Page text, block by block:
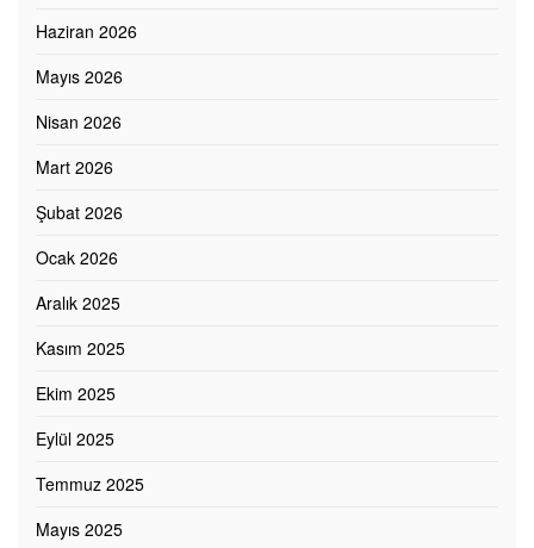
Haziran 2026
Mayıs 2026
Nisan 2026
Mart 2026
Şubat 2026
Ocak 2026
Aralık 2025
Kasım 2025
Ekim 2025
Eylül 2025
Temmuz 2025
Mayıs 2025